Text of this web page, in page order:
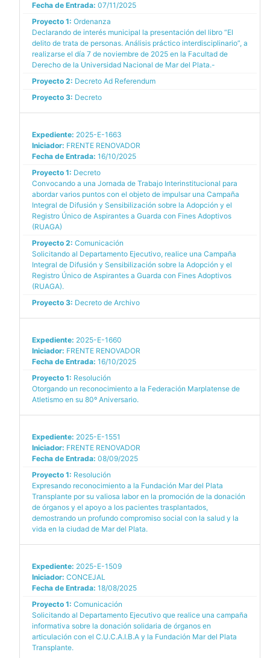
Fecha de Entrada: 07/11/2025
Proyecto 1: Ordenanza
Declarando de interés municipal la presentación del libro “El
delito de trata de personas. Análisis práctico interdisciplinario”, a
realizarse el día 7 de noviembre de 2025 en la Facultad de
Derecho de la Universidad Nacional de Mar del Plata.-
Proyecto 2: Decreto Ad Referendum
Proyecto 3: Decreto
Expediente: 2025-E-1663
Iniciador: FRENTE RENOVADOR
Fecha de Entrada: 16/10/2025
Proyecto 1: Decreto
Convocando a una Jornada de Trabajo Interinstitucional para
abordar varios puntos con el objeto de impulsar una Campaña
Integral de Difusión y Sensibilización sobre la Adopción y el
Registro Único de Aspirantes a Guarda con Fines Adoptivos
(RUAGA)
Proyecto 2: Comunicación
Solicitando al Departamento Ejecutivo, realice una Campaña
Integral de Difusión y Sensibilización sobre la Adopción y el
Registro Único de Aspirantes a Guarda con Fines Adoptivos
(RUAGA).
Proyecto 3: Decreto de Archivo
Expediente: 2025-E-1660
Iniciador: FRENTE RENOVADOR
Fecha de Entrada: 16/10/2025
Proyecto 1: Resolución
Otorgando un reconocimiento a la Federación Marplatense de
Atletismo en su 80º Aniversario.
Expediente: 2025-E-1551
Iniciador: FRENTE RENOVADOR
Fecha de Entrada: 08/09/2025
Proyecto 1: Resolución
Expresando reconocimiento a la Fundación Mar del Plata
Transplante por su valiosa labor en la promoción de la donación
de órganos y el apoyo a los pacientes trasplantados,
demostrando un profundo compromiso social con la salud y la
vida en la ciudad de Mar del Plata.
Expediente: 2025-E-1509
Iniciador: CONCEJAL
Fecha de Entrada: 18/08/2025
Proyecto 1: Comunicación
Solicitando al Departamento Ejecutivo que realice una campaña
informativa sobre la donación solidaria de órganos en
articulación con el C.U.C.A.I.B.A y la Fundación Mar del Plata
Transplante.